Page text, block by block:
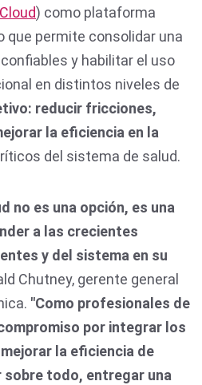
) como plataforma
que permite consolidar una
y habilitar el uso
en distintos niveles de
reducir fricciones,
la eficiencia en la
del sistema de salud.
no es una opción, es una
a las crecientes
y del sistema en su
Chutney, gerente general
"Como profesionales de
por integrar los
la eficiencia de
todo, entregar una